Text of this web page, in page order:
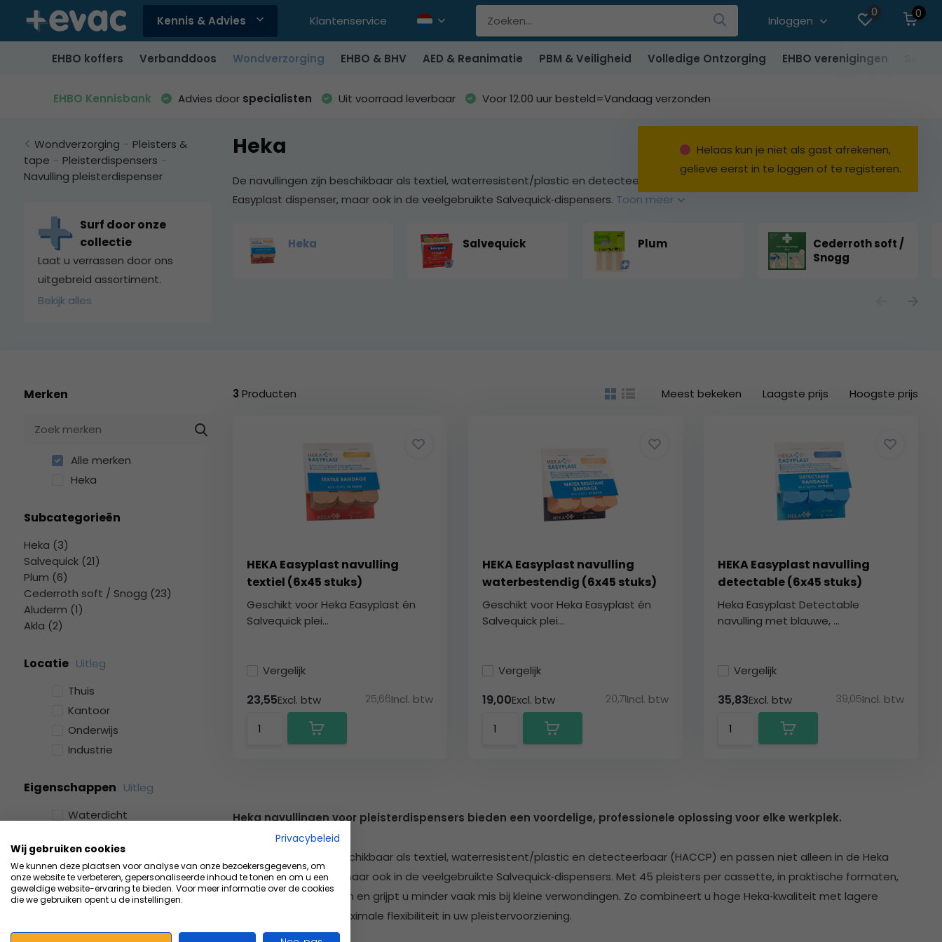
Kennis & Advies Klantenservice Inloggen
0
0
Gebruik
de
pijltjes
een
beschikbaar
resultaat
naar
het
u
aanraaktoetsen
en
swipetekens
gebruiken.
EHBO koffers Verbanddoos Wondverzorging EHBO & BHV AED & Reanimatie PBM & Veiligheid Volledige Ontzorging EHBO verenigingen
EHBO Kennisbank Advies door specialisten Uit voorraad leverbaar Voor 12.00 uur besteld=Vandaag verzonden
Helaas kun je niet als gast afrekenen,
gelieve eerst in te loggen of te registeren.
Wondverzorging - Pleisters &
tape - Pleisterdispensers -
Navulling pleisterdispenser
Surf door onze
collectie
Laat u verrassen door ons
uitgebreid assortiment.
Bekijk alles
Heka
De navullingen zijn beschikbaar als textiel, waterresistent/plastic en detecteerbaar (HACCP) en passen niet alleen in de Heka
Easyplast dispenser, maar ook in de veelgebruikte Salvequick‑dispensers. Toon meer
Heka Salvequick Plum
Cederroth soft /
Snogg
Merken
Alle merken
Heka
Subcategorieën
Heka (3)
Salvequick (21)
Plum (6)
Cederroth soft / Snogg (23)
Aluderm (1)
Akla (2)
Locatie Uitleg
Thuis
Kantoor
Onderwijs
Industrie
Eigenschappen Uitleg
Waterdicht
3 Producten Meest bekeken Laagste prijs Hoogste prijs
HEKA Easyplast navulling
textiel (6x45 stuks)
Geschikt voor Heka Easyplast én
Salvequick plei...
Vergelijk
23,55Excl. btw 25,66Incl. btw
HEKA Easyplast navulling
waterbestendig (6x45 stuks)
Geschikt voor Heka Easyplast én
Salvequick plei...
Vergelijk
19,00Excl. btw 20,71Incl. btw
HEKA Easyplast navulling
detectable (6x45 stuks)
Heka Easyplast Detectable
navulling met blauwe, ...
Vergelijk
35,83Excl. btw 39,05Incl. btw
Heka navullingen voor pleisterdispensers bieden een voordelige, professionele oplossing voor elke werkplek.
De navullingen zijn beschikbaar als textiel, waterresistent/plastic en detecteerbaar (HACCP) en passen niet alleen in de Heka
Easyplast dispenser, maar ook in de veelgebruikte Salvequick‑dispensers. Met 45 pleisters per cassette, in praktische formaten,
werkt u snel, hygiënisch en grijpt u minder vaak mis bij kleine verwondingen. Zo combineert u hoge Heka‑kwaliteit met lagere
verbruikskosten en maximale flexibiliteit in uw pleistervoorziening.
Privacybeleid
Wij gebruiken cookies
We kunnen deze plaatsen voor analyse van onze bezoekersgegevens, om
onze website te verbeteren, gepersonaliseerde inhoud te tonen en om u een
geweldige website-ervaring te bieden. Voor meer informatie over de cookies
die we gebruiken opent u de instellingen.